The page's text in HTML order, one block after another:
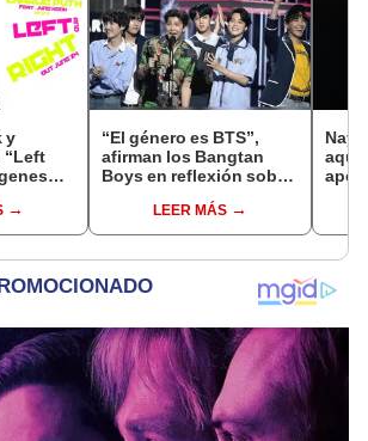
y
“Left
“El género es BTS”,
afirman los Bangtan
Boys en reflexión sobre
LEER MÁS
aquí